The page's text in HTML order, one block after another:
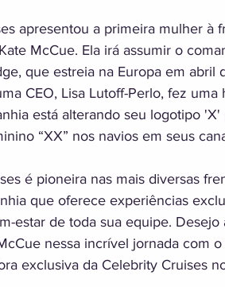
apresentou a primeira mulher à
McCue. Ela irá assumir o
que estreia na Europa em
CEO, Lisa Lutoff-Perlo, fez
está alterando seu logotipo
“XX” nos navios em seus
é pioneira nas mais diversas
que oferece experiências
estar de toda sua equipe.
nessa incrível jornada com o
exclusiva da Celebrity Cruises